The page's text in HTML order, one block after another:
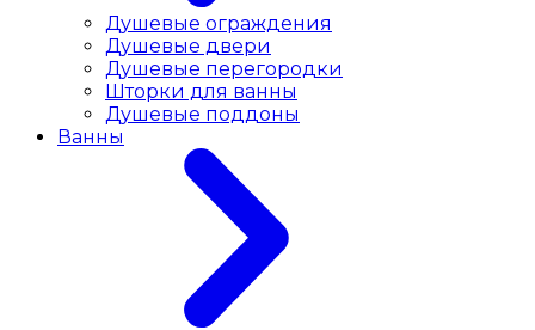
Душевые ограждения
Душевые двери
Душевые перегородки
Шторки для ванны
Душевые поддоны
Ванны